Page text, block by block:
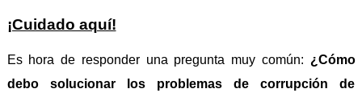
¡Cuidado aquí!
Es hora de responder una pregunta muy común: ¿Cómo
debo solucionar los problemas de corrupción de